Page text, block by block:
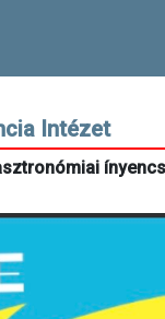
Intézet